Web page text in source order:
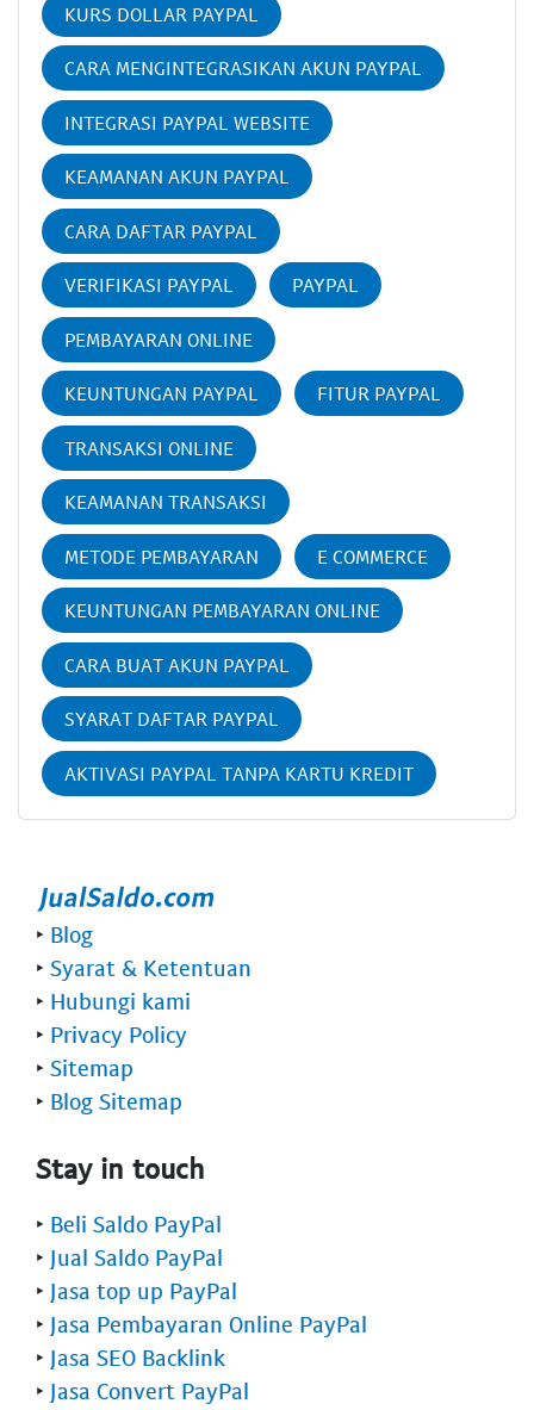
KURS DOLLAR PAYPAL
CARA MENGINTEGRASIKAN AKUN PAYPAL
INTEGRASI PAYPAL WEBSITE
KEAMANAN AKUN PAYPAL
CARA DAFTAR PAYPAL
VERIFIKASI PAYPAL PAYPAL
PEMBAYARAN ONLINE
KEUNTUNGAN PAYPAL FITUR PAYPAL
TRANSAKSI ONLINE
KEAMANAN TRANSAKSI
METODE PEMBAYARAN E COMMERCE
KEUNTUNGAN PEMBAYARAN ONLINE
CARA BUAT AKUN PAYPAL
SYARAT DAFTAR PAYPAL
AKTIVASI PAYPAL TANPA KARTU KREDIT
‣ Blog
‣ Syarat & Ketentuan
‣ Hubungi kami
‣ Privacy Policy
‣ Sitemap
‣ Blog Sitemap
Stay in touch
‣ Beli Saldo PayPal
‣ Jual Saldo PayPal
‣ Jasa top up PayPal
‣ Jasa Pembayaran Online PayPal
‣ Jasa SEO Backlink
‣ Jasa Convert PayPal